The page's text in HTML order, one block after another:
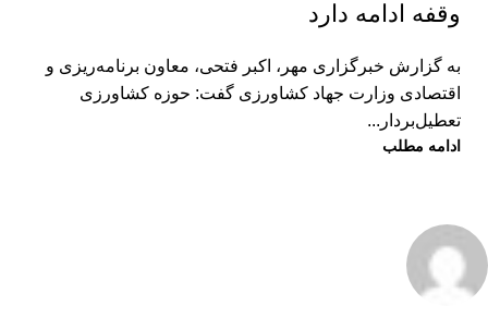
وقفه ادامه دارد
به گزارش خبرگزاری مهر، اکبر فتحی، معاون برنامه‌ریزی و
اقتصادی وزارت جهاد کشاورزی گفت: حوزه کشاورزی
تعطیل‌بردار...
ادامه مطلب